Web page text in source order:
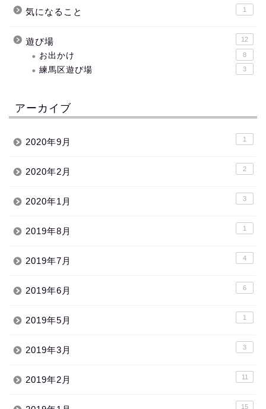
気になること 1
遊び場 12
お出かけ 8
練馬区遊び場 3
アーカイブ
2020年9月 1
2020年2月 2
2020年1月 3
2019年8月 1
2019年7月 4
2019年6月 6
2019年5月 1
2019年3月 3
2019年2月 11
15